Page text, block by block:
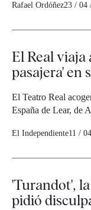
Rafael Ordóñez23 / 04
El Real
pasajera' en
El Teatro Real
España de Lear, de
El Independiente11 /
'Turandot',
pidió